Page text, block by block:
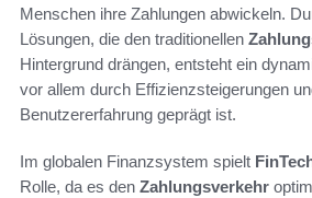
Menschen ihre Zahlungen abwickeln.
Lösungen, die den traditionellen
Hintergrund drängen, entsteht ein
vor allem durch Effizienzsteigerungen
Benutzererfahrung geprägt ist.
Im globalen Finanzsystem spielt
Rolle, da es den Zahlungsverkehr